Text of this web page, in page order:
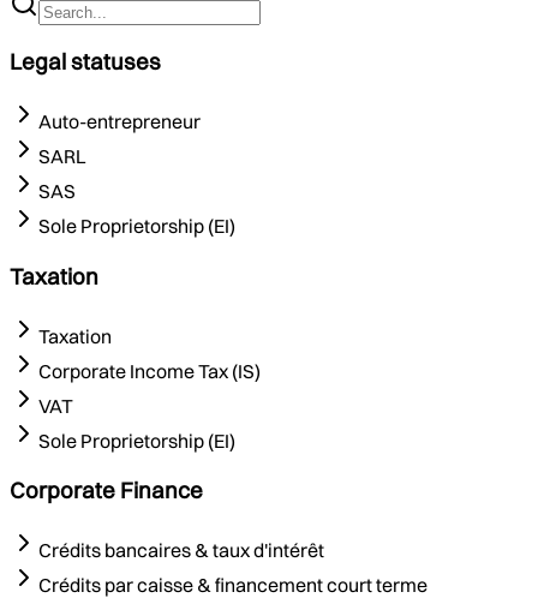
Legal statuses
Auto-entrepreneur
SARL
SAS
Sole Proprietorship (EI)
Taxation
Taxation
Corporate Income Tax (IS)
VAT
Sole Proprietorship (EI)
Corporate Finance
Crédits bancaires & taux d'intérêt
Crédits par caisse & financement court terme